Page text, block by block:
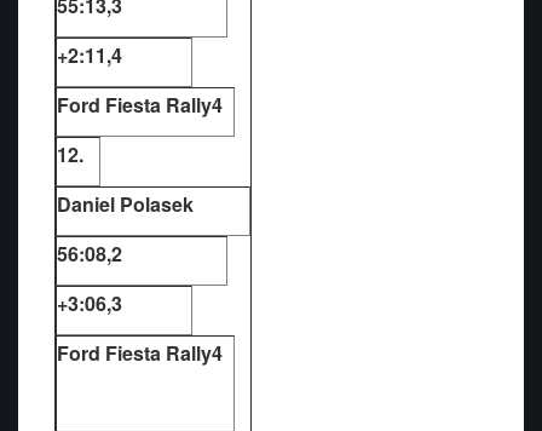
55:13,3
+2:11,4
Ford Fiesta Rally4
12.
Daniel Polasek
56:08,2
+3:06,3
Ford Fiesta Rally4